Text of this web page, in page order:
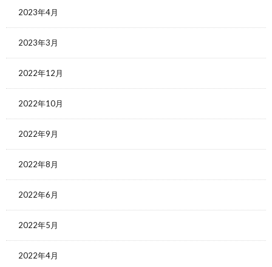
2023年4月
2023年3月
2022年12月
2022年10月
2022年9月
2022年8月
2022年6月
2022年5月
2022年4月